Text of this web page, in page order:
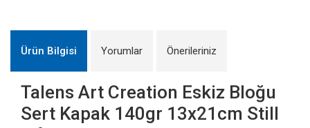
Ürün Bilgisi Yorumlar Önerileriniz
Talens Art Creation Eskiz Bloğu
Sert Kapak 140gr 13x21cm Still